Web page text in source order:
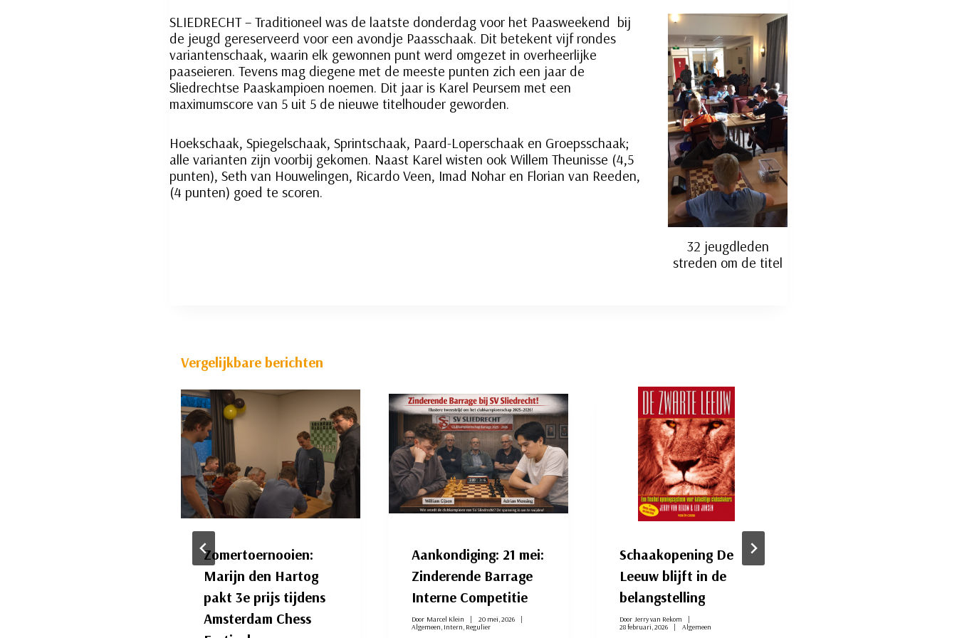
32 jeugdleden
streden om de titel
SLIEDRECHT – Traditioneel was de laatste donderdag voor het Paasweekend bij
de jeugd gereserveerd voor een avondje Paasschaak. Dit betekent vijf rondes
variantenschaak, waarin elk gewonnen punt werd omgezet in overheerlijke
paaseieren. Tevens mag diegene met de meeste punten zich een jaar de
Sliedrechtse Paaskampioen noemen. Dit jaar is Karel Peursem met een
maximumscore van 5 uit 5 de nieuwe titelhouder geworden.
Hoekschaak, Spiegelschaak, Sprintschaak, Paard-Loperschaak en Groepsschaak;
alle varianten zijn voorbij gekomen. Naast Karel wisten ook Willem Theunisse (4,5
punten), Seth van Houwelingen, Ricardo Veen, Imad Nohar en Florian van Reeden,
(4 punten) goed te scoren.
Vergelijkbare berichten
Zomertoernooien:
Marijn den Hartog
pakt 3e prijs tijdens
Amsterdam Chess
Aankondiging: 21 mei:
Zinderende Barrage
Interne Competitie
Door Marcel Klein
20 mei, 2026
Algemeen, Intern, Regulier
Schaakopening De
Leeuw blijft in de
belangstelling
Door Jerry van Rekom
28 februari, 2026
Algemeen